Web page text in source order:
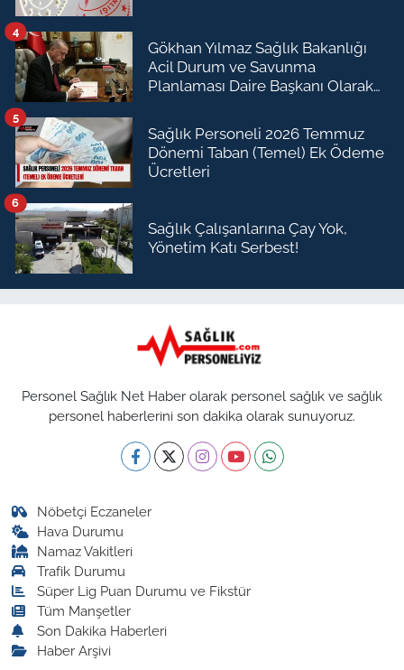
Gökhan Yılmaz Sağlık Bakanlığı
Acil Durum ve Savunma
Planlaması Daire Başkanı Olarak
4
Sağlık Personeli 2026 Temmuz
Dönemi Taban (Temel) Ek Ödeme
Ücretleri
5
Sağlık Çalışanlarına Çay Yok,
Yönetim Katı Serbest!
6
Personel Sağlık Net Haber olarak personel sağlık ve sağlık
personel haberlerini son dakika olarak sunuyoruz.
Nöbetçi Eczaneler
Hava Durumu
Namaz Vakitleri
Trafik Durumu
Süper Lig Puan Durumu ve Fikstür
Tüm Manşetler
Son Dakika Haberleri
Haber Arşivi